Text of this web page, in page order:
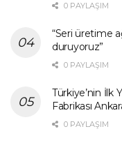
0 PAYLAŞIM
“Seri üretime
duruyoruz”
0 PAYLAŞIM
Türkiye’nin İlk
Fabrikası
0 PAYLAŞIM